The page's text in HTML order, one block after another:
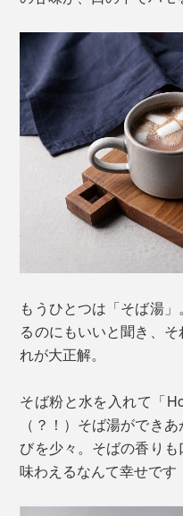
もうひとつは「そば湯
るのにもいいと聞き、
れが大正解。
そば粉と水を入れて「
（？！）そば湯ができ
びを少々。そばの香り
味わえるなんて幸せです